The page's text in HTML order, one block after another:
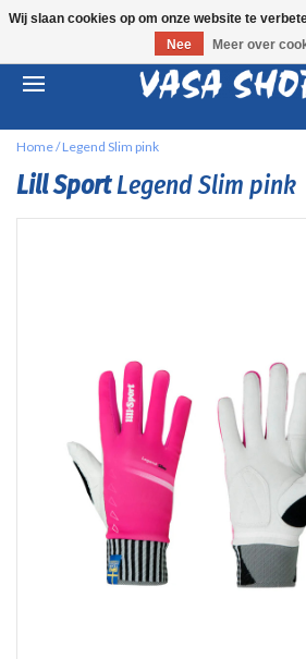
Home/Legend Slim pink
Lill SportLegend Slim pink
Wij slaan cookies op om onze website te
Nee
Meer over